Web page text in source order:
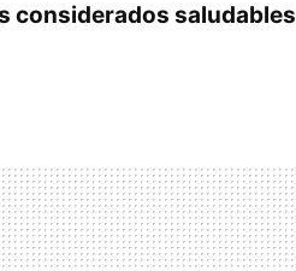
considerados saludables